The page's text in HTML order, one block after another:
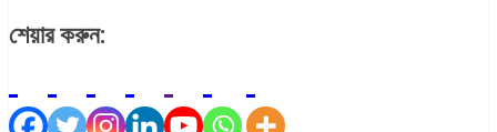
শেয়ার করুন: